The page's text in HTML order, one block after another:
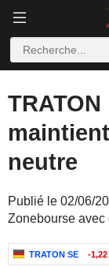
neutre
Publié le 02/06/
Zonebourse
TRATON SE -1,22